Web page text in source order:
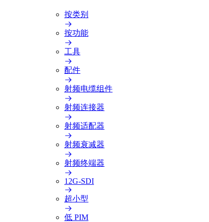
按类别
按功能
工具
配件
射频电缆组件
射频连接器
射频适配器
射频衰减器
射频终端器
12G-SDI
超小型
低 PIM